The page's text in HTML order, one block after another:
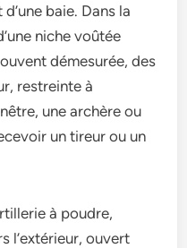
baie. Dans la
niche voûtée
démesurée, des
restreinte à
une archère ou
un tireur ou un
à poudre,
l’extérieur, ouvert